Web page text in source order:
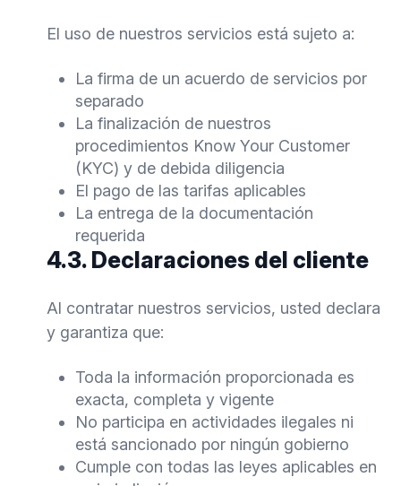
El uso de nuestros servicios está sujeto a:
La firma de un acuerdo de servicios por
separado
La finalización de nuestros
procedimientos Know Your Customer
(KYC) y de debida diligencia
El pago de las tarifas aplicables
La entrega de la documentación
requerida
4.3. Declaraciones del cliente
Al contratar nuestros servicios, usted declara
y garantiza que:
Toda la información proporcionada es
exacta, completa y vigente
No participa en actividades ilegales ni
está sancionado por ningún gobierno
Cumple con todas las leyes aplicables en